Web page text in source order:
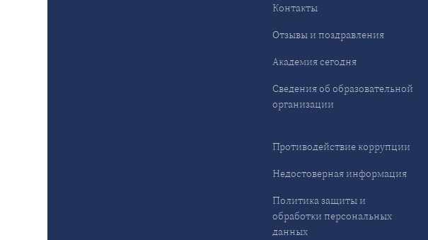
Контакты
Отзывы и поздравления
Академия сегодня
Сведения об образовательной
организации
Противодействие коррупции
Недостоверная информация
Политика защиты и
обработки персональных
данных